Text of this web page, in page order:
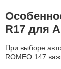
R17 для
При выборе
ROMEO 147